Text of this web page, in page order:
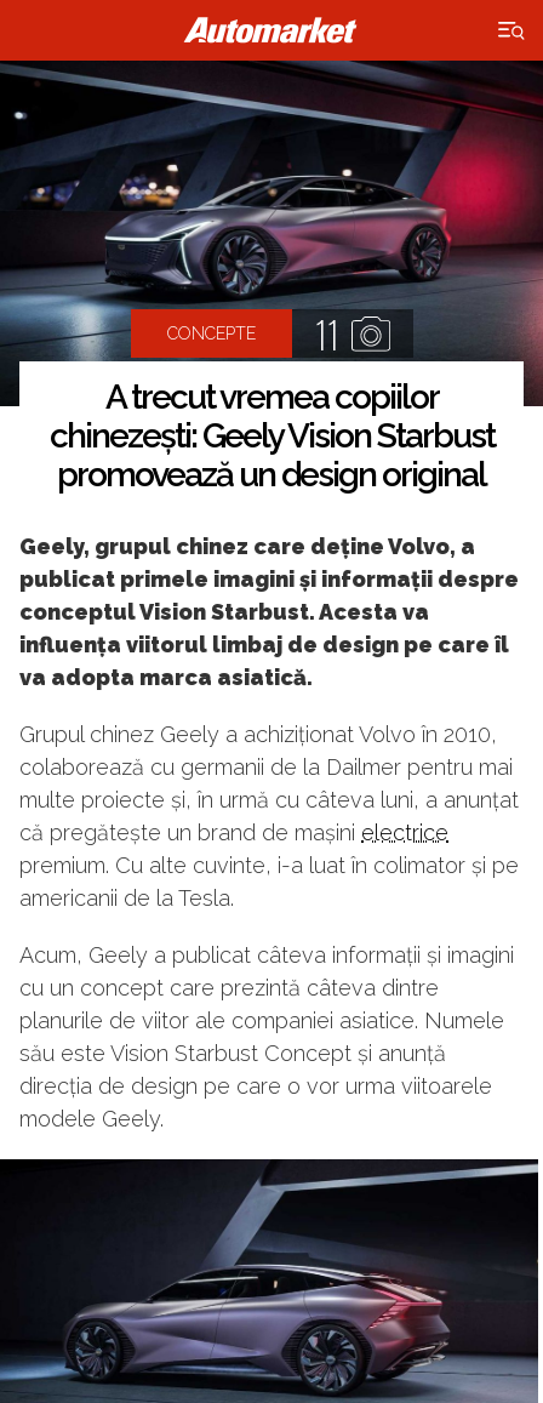
×
CONCEPTE 11
A trecut vremea copiilor
chinezești: Geely Vision Starbust
promovează un design original
Geely, grupul chinez care deține Volvo, a
publicat primele imagini și informații despre
conceptul Vision Starbust. Acesta va
influența viitorul limbaj de design pe care îl
va adopta marca asiatică.
Grupul chinez Geely a achiziționat Volvo în 2010,
colaborează cu germanii de la Dailmer pentru mai
multe proiecte și, în urmă cu câteva luni, a anunțat
că pregătește un brand de mașini electrice
premium. Cu alte cuvinte, i-a luat în colimator și pe
americanii de la Tesla.
Acum, Geely a publicat câteva informații și imagini
cu un concept care prezintă câteva dintre
planurile de viitor ale companiei asiatice. Numele
său este Vision Starbust Concept și anunță
direcția de design pe care o vor urma viitoarele
modele Geely.